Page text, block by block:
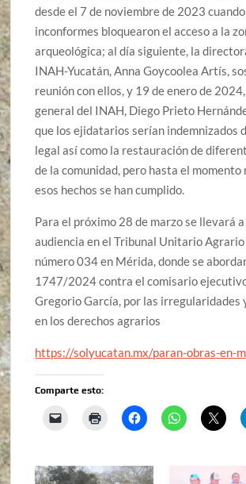
desde el 7 de noviembre de 2023
inconformes bloquearon el acceso a la
arqueológica; al día siguiente, la
INAH-Yucatán, Anna Goycoolea Artís,
reunión con ellos, y 19 de enero de
general del INAH, Diego Prieto
que los ejidatarios serían indemnizados
legal así como la restauración de
de la comunidad, pero hasta el momento
esos hechos se han cumplido.
Para el próximo 28 de marzo se llevará a
audiencia en el Tribunal Unitario
número 034 en Mérida, donde se
1747/2024 contra el comisario
Gregorio García, por las irregularidades
en los derechos agrarios
https://solyucatan.mx/paran-obras-en-
Comparte esto: